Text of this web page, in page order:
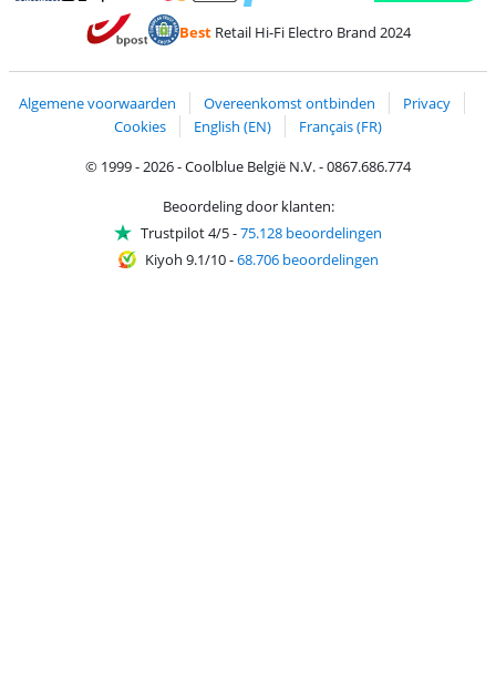
Betalen met Bancontact
Betalen met MasterCard en Visa via ClickToPay
Betalen met PayPal
BestRetail Hi-Fi Electro Brand 2024
Algemene voorwaarden Overeenkomst ontbinden
Privacy
Cookies
English (EN)
Français (FR)
© 1999 - 2026 - Coolblue België N.V. - 0867.686.774
Beoordeling door klanten:
Trustpilot 4/5-75.128 beoordelingen
Kiyoh 9.1/10-68.706 beoordelingen